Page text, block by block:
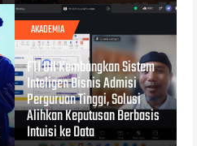
AKADEMIA
JUL 30, 2026
FTI UII Kembangkan Sistem
Inteligen Bisnis Admisi
Perguruan Tinggi, Solusi
Alihkan Keputusan Berbasis
Intuisi ke Data